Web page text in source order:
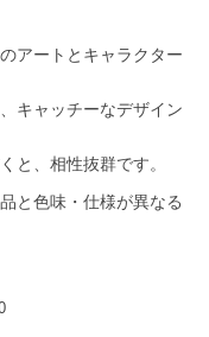
アートとキャラクター
キャッチーなデザイン
と、相性抜群です。
と色味・仕様が異なる